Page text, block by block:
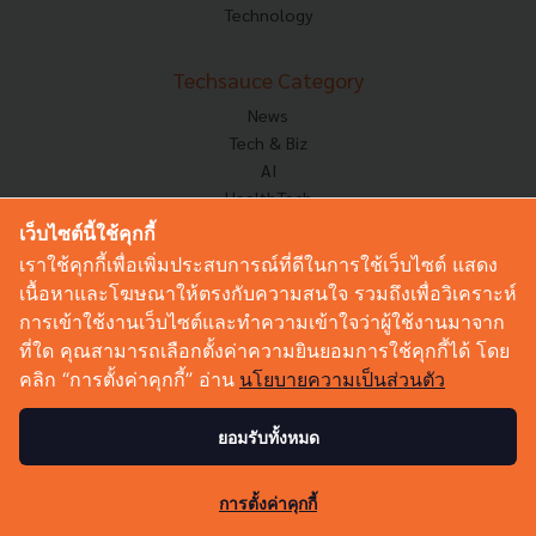
Technology
Techsauce Category
News
Tech & Biz
AI
HealthTech
Corp Innov
Saucy Thoughts
Based On
Sustainable
Videos
Podcast
© Copyright 2026 :Techsauce All rights reserved.
เว็บไซต์นี้ใช้คุกกี้
เราใช้คุกกี้เพื่อเพิ่มประสบการณ์ที่ดีในการใช้เว็บไซต์ แสดง
เนื้อหาและโฆษณาให้ตรงกับความสนใจ รวมถึงเพื่อวิเคราะห์
การเข้าใช้งานเว็บไซต์และทำความเข้าใจว่าผู้ใช้งานมาจาก
ที่ใด คุณสามารถเลือกตั้งค่าความยินยอมการใช้คุกกี้ได้ โดย
คลิก “การตั้งค่าคุกกี้” อ่าน นโยบายความเป็นส่วนตัว
ยอมรับทั้งหมด
การตั้งค่าคุกกี้